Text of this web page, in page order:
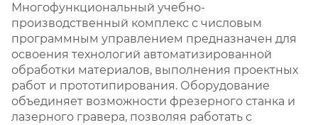
Многофункциональный учебно-
производственный комплекс с числовым
программным управлением предназначен для
освоения технологий автоматизированной
обработки материалов, выполнения проектных
работ и прототипирования. Оборудование
объединяет возможности фрезерного станка и
лазерного гравера, позволяя работать с